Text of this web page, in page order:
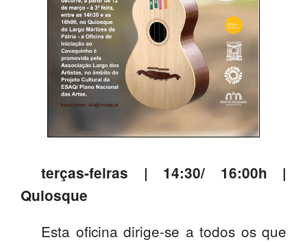
@esaq.erasmus
@oficina.do.largo
@clube_robotica.esaq
PROFESSORES
ENC. DE EDUCAÇÃO
terças-feiras | 14:30/ 16:00h |
Quiosque
Esta oficina dirige-se a todos os que